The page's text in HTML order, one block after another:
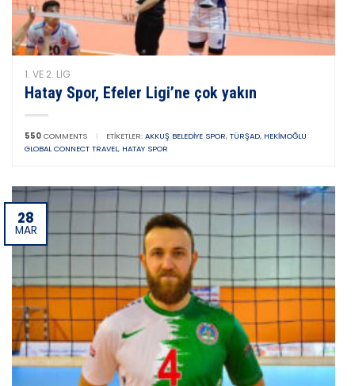
1. VE 2. LIG
Hatay Spor, Efeler Ligi’ne çok yakın
550 COMMENTS | ETIKETLER: AKKUŞ BELEDIYE SPOR, TÜRŞAD, HEKIMOĞLU
GLOBAL CONNECT TRAVEL, HATAY SPOR
28
MAR